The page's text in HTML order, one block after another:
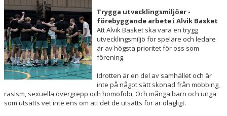
Trygga utvecklingsmiljöer -
förebyggande arbete i Alvik Basket
Att Alvik Basket ska vara en trygg
utvecklingsmiljö för spelare och ledare
är av högsta prioritet för oss som
förening.
Idrotten är en del av samhället och är
inte på något sätt skonad från mobbing,
rasism, sexuella övergrepp och homofobi. Och många barn och unga
som utsätts vet inte ens om att det de utsätts för är olagligt.